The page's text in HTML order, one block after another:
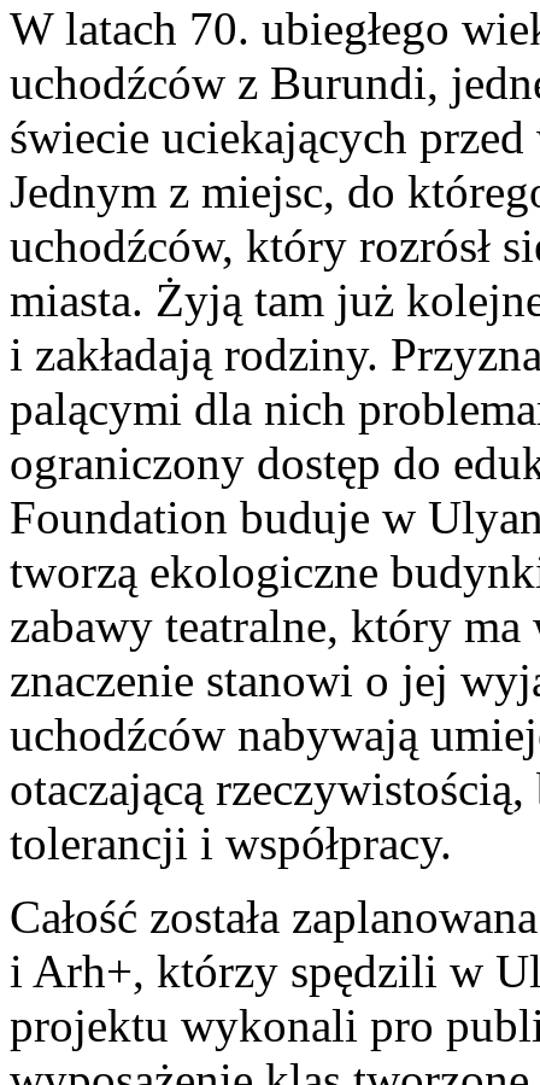
W latach 70. ubiegłego
uchodźców z Burundi,
świecie uciekających
Jednym z miejsc, do
uchodźców, który rozrósł
miasta. Żyją tam już
i zakładają rodziny.
palącymi dla nich
ograniczony dostęp do
Foundation buduje w
tworzą ekologiczne
zabawy teatralne, który
znaczenie stanowi o jej
uchodźców nabywają
otaczającą
tolerancji i współpracy.
Całość została
i Arh+, którzy spędzili w
projektu wykonali pro